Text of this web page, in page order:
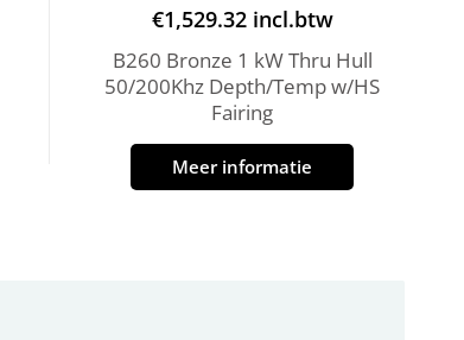
€1,529.32 incl.btw
B260 Bronze 1 kW Thru Hull
50/200Khz Depth/Temp w/HS
Fairing
Meer informatie